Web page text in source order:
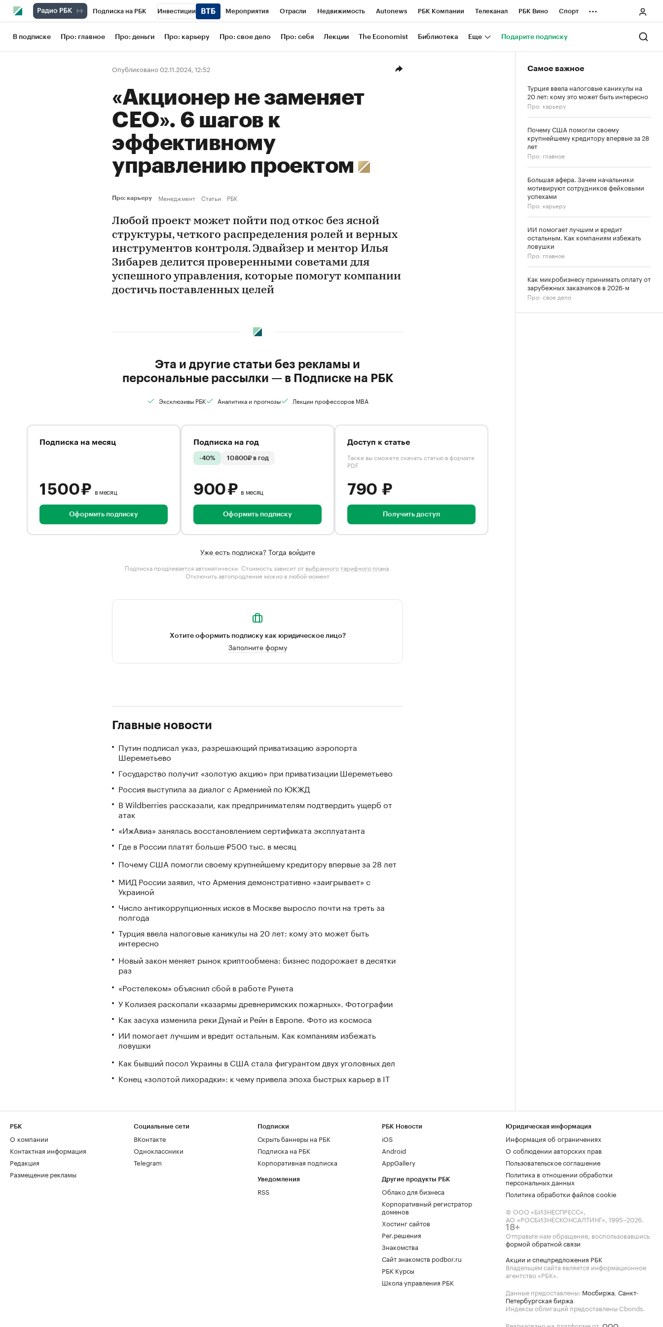
Подписка на РБК Инвестиции Мероприятия Отрасли Недвижимость Autonews РБК Компании Телеканал РБК Вино Спорт
Школа управления РБК РБК Образование РБК Life Тренды Визионеры Национальные проекты Город
Рынок наличной валюты
...
В подписке Про: главное Про: деньги Про: карьеру Про: свое дело Про: себя Лекции The Economist Библиотека Еще Подарите подписку
Опубликовано 02.11.2024, 12:52
«Акционер не заменяет
CEO». 6 шагов к
эффективному
управлению проектом
Про: карьеру Менеджмент Статьи РБК
Любой проект может пойти под откос без ясной
структуры, четкого распределения ролей и верных
инструментов контроля. Эдвайзер и ментор Илья
Зибарев делится проверенными советами для
успешного управления, которые помогут компании
достичь поставленных целей
Эта и другие статьи без рекламы и
персональные рассылки — в Подписке на РБК
Эксклюзивы РБК Аналитика и прогнозы Лекции профессоров MBA
Подписка на месяц
1 500 ₽ в месяц
Оформить подписку
Подписка на год
-40% 10 800₽ в год
900 ₽ в месяц
Оформить подписку
Доступ к статье
Также вы сможете скачать статью в формате
PDF
790 ₽
Получить доступ
Уже есть подписка? Тогда войдите
Подписка продлевается автоматически. Стоимость зависит от выбранного тарифного плана.
Отключить автопродление можно в любой момент
Хотите оформить подписку как юридическое лицо?
Заполните форму
Главные новости
Путин подписал указ, разрешающий приватизацию аэропорта
Шереметьево
Государство получит «золотую акцию» при приватизации Шереметьево
Россия выступила за диалог с Арменией по ЮКЖД
В Wildberries рассказали, как предпринимателям подтвердить ущерб от
атак
«ИжАвиа» занялась восстановлением сертификата эксплуатанта
Где в России платят больше ₽500 тыс. в месяц
Почему США помогли своему крупнейшему кредитору впервые за 28 лет
МИД России заявил, что Армения демонстративно «заигрывает» с
Украиной
Число антикоррупционных исков в Москве выросло почти на треть за
полгода
Турция ввела налоговые каникулы на 20 лет: кому это может быть
интересно
Новый закон меняет рынок криптообмена: бизнес подорожает в десятки
раз
«Ростелеком» объяснил сбой в работе Рунета
У Колизея раскопали «казармы древнеримских пожарных». Фотографии
Как засуха изменила реки Дунай и Рейн в Европе. Фото из космоса
ИИ помогает лучшим и вредит остальным. Как компаниям избежать
ловушки
Как бывший посол Украины в США стала фигурантом двух уголовных дел
Конец «золотой лихорадки»: к чему привела эпоха быстрых карьер в IT
Самое важное
Турция ввела налоговые каникулы на
20 лет: кому это может быть интересно
Про: карьеру
Почему США помогли своему
крупнейшему кредитору впервые за 28
лет
Про: главное
Большая афера. Зачем начальники
мотивируют сотрудников фейковыми
успехами
Про: карьеру
ИИ помогает лучшим и вредит
остальным. Как компаниям избежать
ловушки
Про: главное
Как микробизнесу принимать оплату от
зарубежных заказчиков в 2026-м
Про: свое дело
РБК
О компании
Контактная информация
Редакция
Размещение рекламы
Социальные сети
ВКонтакте
Одноклассники
Telegram
Подписки
Скрыть баннеры на РБК
Подписка на РБК
Корпоративная подписка
Уведомления
RSS
РБК Новости
iOS
Android
AppGallery
Другие продукты РБК
Облако для бизнеса
Корпоративный регистратор
доменов
Хостинг сайтов
Рег.решения
Знакомства
Сайт знакомств podbor.ru
РБК Курсы
Школа управления РБК
Юридическая информация
Информация об ограничениях
О соблюдении авторских прав
Пользовательское соглашение
Политика в отношении обработки
персональных данных
Политика обработки файлов cookie
© ООО «БИЗНЕСПРЕСС»,
АО «РОСБИЗНЕСКОНСАЛТИНГ», 1995–2026.
18+
Отправьте нам обращение, воспользовавшись
формой обратной связи
Акции и спецпредложения РБК
Владельцем сайта является информационное
агентство «РБК».
Данные предоставлены: Мосбиржа, Санкт-
Петербургская биржа.
Индексы облигаций предоставлены Cbonds.
Реализовано на платформе от ООО